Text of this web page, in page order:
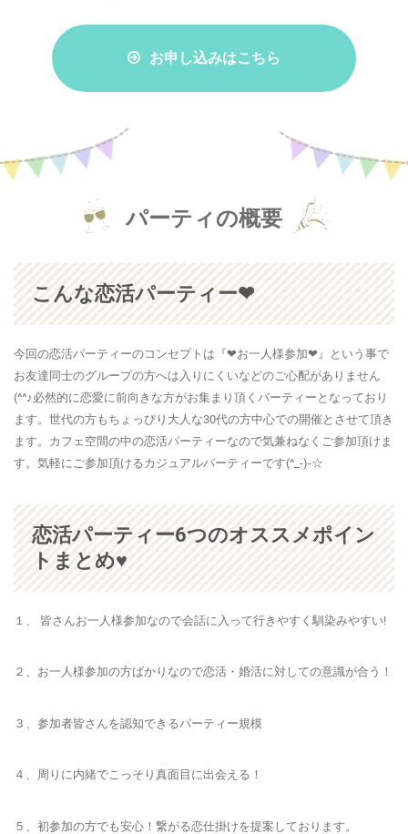
お申し込みはこちら
パーティの概要
こんな恋活パーティー❤
今回の恋活パーティーのコンセプトは『❤お一人様参加❤』という事で
お友達同士のグループの方へは入りにくいなどのご心配がありません
(^^♪必然的に恋愛に前向きな方がお集まり頂くパーティーとなっており
ます。世代の方もちょっぴり大人な30代の方中心での開催とさせて頂き
ます。カフェ空間の中の恋活パーティーなので気兼ねなくご参加頂けま
す。気軽にご参加頂けるカジュアルパーティーです(^_-)-☆
恋活パーティー6つのオススメポイン
トまとめ♥
１、 皆さんお一人様参加なので会話に入って行きやすく馴染みやすい!
２、お一人様参加の方ばかりなので恋活・婚活に対しての意識が合う！
３、 参加者皆さんを認知できるパーティー規模
４、周りに内緒でこっそり真面目に出会える！
５、 初参加の方でも安心！ 繋がる恋仕掛けを提案しております。